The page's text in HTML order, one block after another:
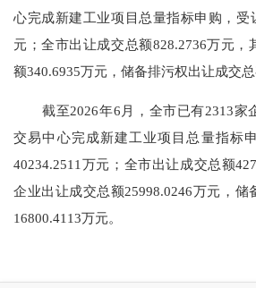
心完成新建工业项目总量指标申购，受
元；全市出让成交总额828.2736万元，
额340.6935万元，储备排污权出让成交
截至2026年6月，全市已有2313家
交易中心完成新建工业项目总量指标
40234.2511万元；全市出让成交总额
企业出让成交总额25998.0246万元，储
16800.4113万元。